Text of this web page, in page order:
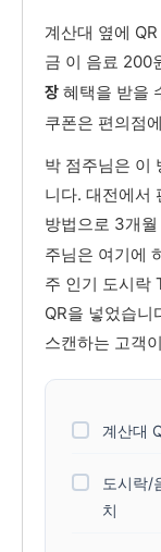
계산대 옆에
금 이 음료 200
장 혜택을 받을
쿠폰은 편의점
박 점주님은 이
니다. 대전에서
방법으로 3개월
주님은 여기에
주 인기 도시락
QR을 넣었습니
스캔하는 고객
계산대
도시락/
치